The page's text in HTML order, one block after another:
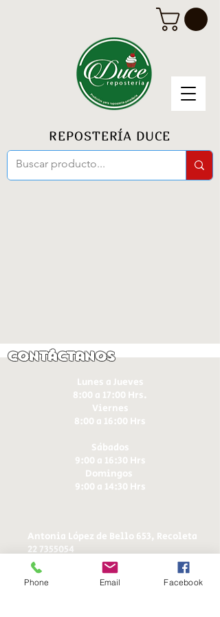
REPOSTERÍA DUCE
Contáctanos
Lunes a Jueves
8:00 a 17:00 Hrs.
Viernes
8:00 a 16:00 Hrs​
Sábados
9:00 a 16:30 Hrs
Domingos
9:00 a 14:30 Hrs
Antonia López de Bello 653, Recoleta
22 7355054
22 7375725
+56 9 75224598
ducereposteria@gmail.com
Phone Email Facebook